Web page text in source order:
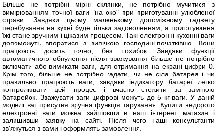
Більше не потрібні мірні склянки, не потрібно мучитися з
вимірюванням точної ваги "на око" при приготуванні улюбленої
страви. Завдяки цьому маленькому допоміжному гаджету
перебування на кухні буде тільки задоволенням, а приготування
їжі стане зручним і цікавим процесом. Такі електронні кухонні ваги
допоможуть впоратися з випічкою господині-початківцю. Вони
працюють досить точно, без похибок. Завдяки функції
автоматичного обнулення після зважування більше не потрібно
включати або вимикати ваги, для отримання на екрані цифри 0.
Крім того, більше не потрібно гадати, чи не сіла батарея і чи
правильно працюють ваги, завдяки індикатору батареї легко
контролювати цей процес і вчасно стежити за заміною
батарейок. Зважувати ваги цифрові можуть до 5 кг ваги. У даній
моделі ваг присутня зручна функція тарування. Купити недорого
електронні ваги можна зайшовши в наш інтернет магазин і
залишивши заявку на сайті. Після чого наші консультанти
зв'яжуться з вами і оформлять замовлення.